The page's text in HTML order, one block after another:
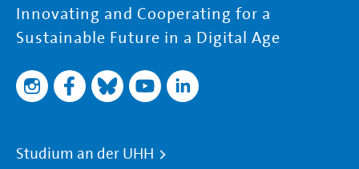
Innovating and Cooperating for a
Sustainable Future in a Digital Age
Studium an der UHH